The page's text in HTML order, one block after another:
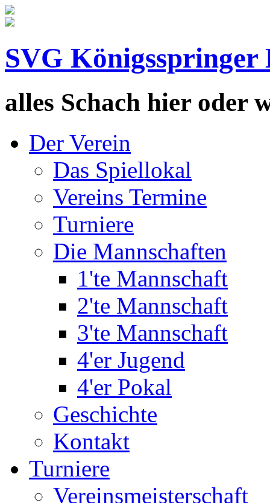
SVG Königsspringer
alles Schach hier oder
Der Verein
Das Spiellokal
Vereins Termine
Turniere
Die Mannschaften
1'te Mannschaft
2'te Mannschaft
3'te Mannschaft
4'er Jugend
4'er Pokal
Geschichte
Kontakt
Turniere
Vereinsmeisterschaft